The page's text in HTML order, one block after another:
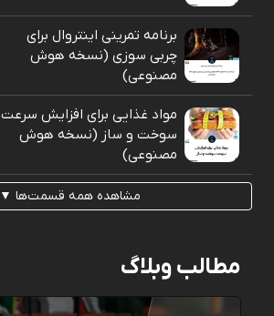
برنامه تمرینی اینتروال برای
چربی سوزی (نسخه هوش
مصنوعی)
مواد غذایی برای افزایش سرعت
سوخت و ساز (نسخه هوش
مصنوعی)
مشاهده همه قسمت‌ها ▼
مطالب وبلاگ